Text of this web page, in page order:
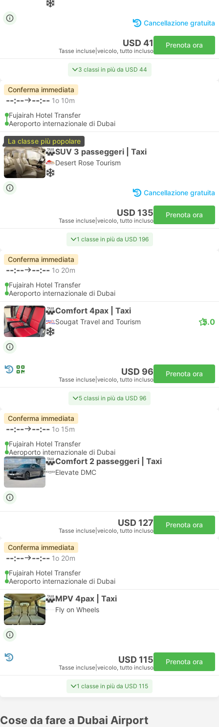
Cancellazione gratuita
USD 41
Tasse incluse veicolo, tutto incluso
Prenota ora
3 classi in più da USD 44
Conferma immediata
--:-- --:-- 1o 10m
Fujairah Hotel Transfer
Aeroporto internazionale di Dubai
La classe più popolare
SUV 3 passeggeri | Taxi
Desert Rose Tourism
Cancellazione gratuita
USD 135
Tasse incluse veicolo, tutto incluso
Prenota ora
1 classe in più da USD 196
Conferma immediata
--:-- --:-- 1o 20m
Fujairah Hotel Transfer
Aeroporto internazionale di Dubai
Comfort 4pax | Taxi
Sougat Travel and Tourism 5.0
USD 96
Tasse incluse veicolo, tutto incluso
Prenota ora
5 classi in più da USD 96
Conferma immediata
--:-- --:-- 1o 15m
Fujairah Hotel Transfer
Aeroporto internazionale di Dubai
Comfort 2 passeggeri | Taxi
Elevate DMC
USD 127
Tasse incluse veicolo, tutto incluso
Prenota ora
Conferma immediata
--:-- --:-- 1o 20m
Fujairah Hotel Transfer
Aeroporto internazionale di Dubai
MPV 4pax | Taxi
Fly on Wheels
USD 115
Tasse incluse veicolo, tutto incluso
Prenota ora
1 classe in più da USD 115
Cose da fare a Dubai Airport